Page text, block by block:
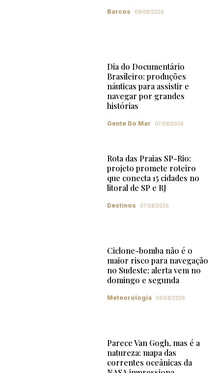
Barcos 08/08/2026
Dia do Documentário
Brasileiro: produções
náuticas para assistir e
navegar por grandes
histórias
Gente Do Mar 07/08/2026
Rota das Praias SP-Rio:
projeto promete roteiro
que conecta 15 cidades no
litoral de SP e RJ
Destinos 07/08/2026
Ciclone-bomba não é o
maior risco para navegação
no Sudeste; alerta vem no
domingo e segunda
Meteorologia 06/08/2026
Parece Van Gogh, mas é a
natureza: mapa das
correntes oceânicas da